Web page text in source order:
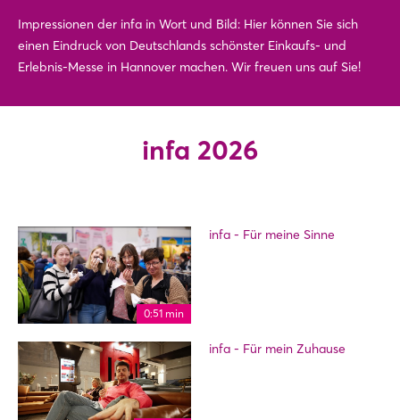
Impressionen der infa in Wort und Bild: Hier können Sie sich
einen Eindruck von Deutschlands schönster Einkaufs- und
Erlebnis-Messe in Hannover machen. Wir freuen uns auf Sie!
infa 2026
0:51 min
infa - Für meine Sinne
infa - Für mein Zuhause